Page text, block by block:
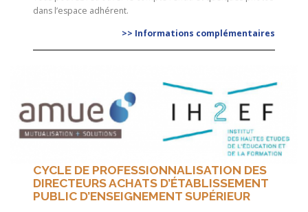
dans l’espace adhérent.
>> Informations complémentaires
CYCLE DE PROFESSIONNALISATION DES
DIRECTEURS ACHATS D’ÉTABLISSEMENT
PUBLIC D’ENSEIGNEMENT SUPÉRIEUR